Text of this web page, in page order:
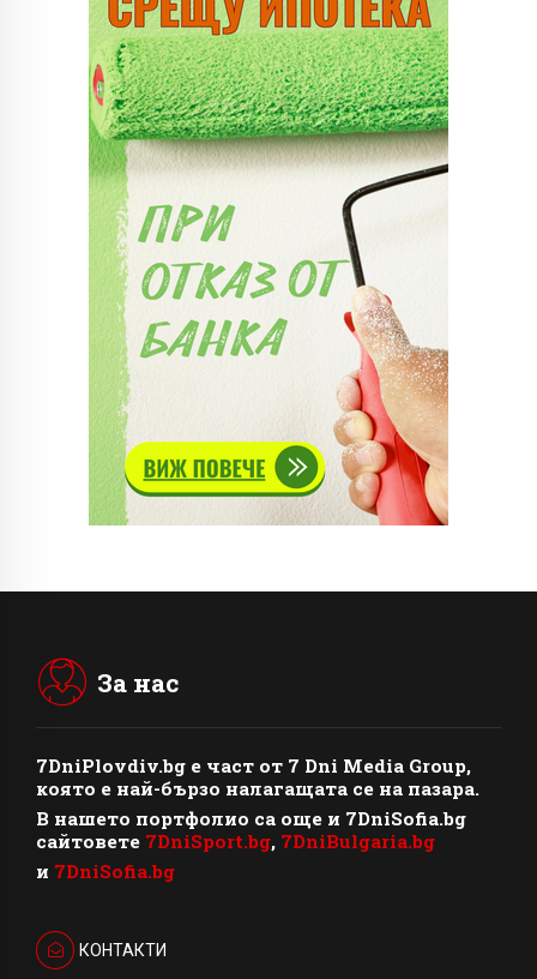
За нас
7DniPlovdiv.bg e част от 7 Dni Media Group,
която е най-бързо налагащата се на пазара.
В нашето портфолио са още и 7DniSofia.bg
сайтовете 7DniSport.bg, 7DniBulgaria.bg
и 7DniSofia.bg
КОНТАКТИ